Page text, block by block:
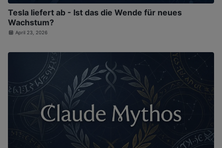
Tesla liefert ab - Ist das die Wende für neues
Wachstum?
April 23, 2026